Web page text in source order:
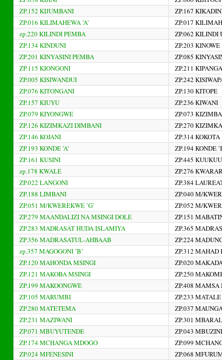
ZP.152 KIJUMBANI
ZP.167
ZP.016 KILIMAHEWA ’A’
ZP.017
zp.220 KILINDI PEMBA
ZP.062 KILINDI
ZP.134 KINDUNI
ZP.203 KINOWE
ZP.201 KINYASINI PEMBA
ZP.085
ZP.115 KIONGONI
ZP.211
ZP.005 KISIWANDUI
ZP.242
ZP.076 KITONGANI
ZP.130 KITOPE
ZP.157 KIUYU
ZP.236 KIWANI
ZP.079 KIYONGWE
ZP.073
ZP.126 KIZIMKAZI DIMBANI
ZP.270
ZP.146 KOJANI
ZP.314 KOKOTA
ZP.193 KONDE ’A’
ZP.194 KONDE
ZP.161 KUSINI
ZP.445
zp.178 KWALE
ZP.276
ZP.022 LANGONI
ZP.384
ZP.188 LIMBANI
ZP.040 M/
ZP.051 M/KWEREKWE ’G’
ZP.052 M/
ZP.279 MAANDALIZI NA MSINGI DOLE
ZP.151
ZP.283 MADRASAT HUDA ISLAMIYA
ZP.365
ZP.356 MADRASATUL-AHBAAB
ZP.224
zp.357 MAGOGONI ’B’
ZP.312 MAHAD
ZP.120 MAHONDA MSINGI
ZP.020
ZP.121 MAKOBA MSINGI
ZP.250
ZP.199 MAKOONGWE
ZP.408 MAMSA
ZP.105 MARUMBI
ZP.233 MATALE
ZP.280 MATETEMA
ZP.037
ZP.231 MAZIWANI
ZP.301
ZP.071 MBUYUTENDE
ZP.043 MBUZINI
ZP.174 MCHANGA MDOGO
ZP.099
ZP.024 MFENESINI
ZP.068